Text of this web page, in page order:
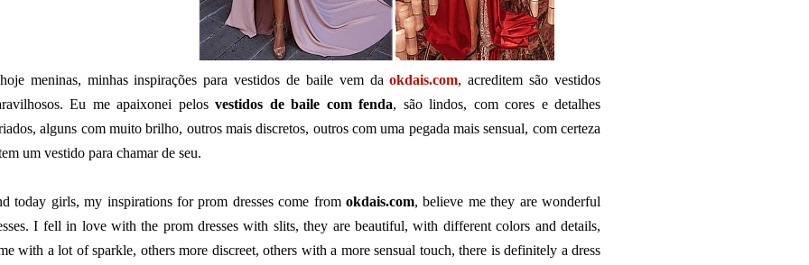
meninas, minhas inspirações para vestidos de baile vem daokdais.com, acreditem são vestidos
Eu me apaixonei pelosvestidos de baile com fenda, são lindos, com cores e detalhes
alguns com muito brilho, outros mais discretos, outros com uma pegada mais sensual, com certeza
um vestido para chamar de seu.
today girls, my inspirations for prom dresses come from okdais.com, believe me they are wonderful
I fell in love with the prom dresses with slits, they are beautiful, with different colors and details,
with a lot of sparkle, others more discreet, others with a more sensual touch, there is definitely a dress